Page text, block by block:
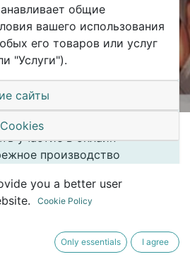
Registrations Closed
участие в онлайн-
производство
пройдёт 25-30
площадке Ассоциации ЕАМ
промышленных
общие
вашего использования
его товаров или услуг
"Услуги").
сайты
you a better user
Cookie Policy
Only essentials I agree